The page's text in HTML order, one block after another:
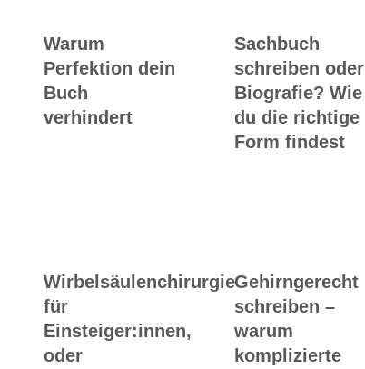
Warum
Perfektion dein
Buch
verhindert
Sachbuch
schreiben oder
Biografie? Wie
du die richtige
Form findest
Wirbelsäulenchirurgie
für
Einsteiger:innen,
oder
Gehirngerecht
schreiben –
warum
komplizierte